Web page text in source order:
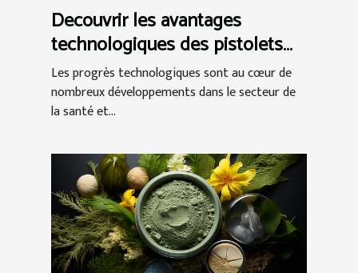
Decouvrir les avantages
technologiques des pistolets
de massage
Les progrès technologiques sont au cœur de
nombreux développements dans le secteur de
la santé et...